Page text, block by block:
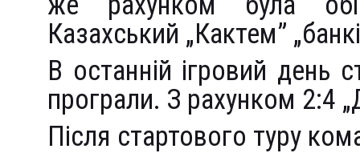
Казахський „Кактем”
В останній ігровий день
програли. З рахунком 2:4
Після стартового туру